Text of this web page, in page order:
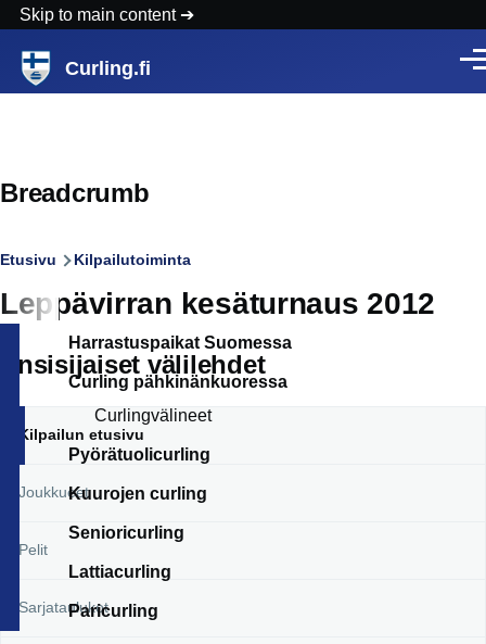
Skip to main content
Curling.fi
Harrastuspaikat Suomessa
Curling pähkinänkuoressa
Curlingvälineet
Pyörätuolicurling
Kuurojen curling
Senioricurling
Lattiacurling
Paricurling
Breadcrumb
Etusivu Kilpailutoiminta
Leppävirran kesäturnaus 2012
Ensisijaiset välilehdet
Kilpailun etusivu
Joukkueet
Pelit
Sarjataulukot